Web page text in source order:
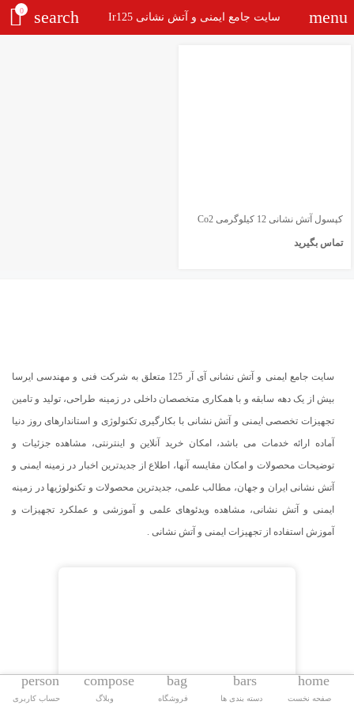
menu سایت جامع ایمنی و آتش نشانی Ir125 search
0
home
صفحه نخست
bars
دسته بندی ها
bag
فروشگاه
compose
وبلاگ
person
حساب کاربری
کپسول آتش نشانی 12 کیلوگرمی Co2
تماس بگیرید
سایت جامع ایمنی و آتش نشانی آی آر 125 متعلق به شرکت فنی و مهندسی ایرسا
بیش از یک دهه سابقه و با همکاری متخصصان داخلی در زمینه طراحی، تولید و تامین
تجهیزات تخصصی ایمنی و آتش نشانی با بکارگیری تکنولوژی و استاندارهای روز دنیا
آماده ارائه خدمات می باشد، امکان خرید آنلاین و اینترنتی، مشاهده جزئیات و
توضیحات محصولات و امکان مقایسه آنها، اطلاع از جدیدترین اخبار در زمینه ایمنی و
آتش نشانی ایران و جهان، مطالب علمی، جدیدترین محصولات و تکنولوژیها در زمینه
ایمنی و آتش نشانی، مشاهده ویدئوهای علمی و آموزشی و عملکرد تجهیزات و
آموزش استفاده از تجهیزات ایمنی و آتش نشانی .